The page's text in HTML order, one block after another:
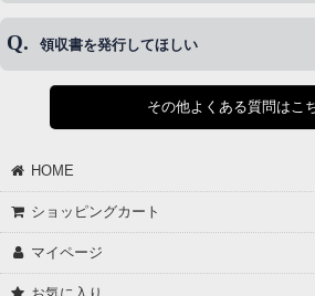
◆商品発送前の変更は承っております。
さい。
領収書を発行してほしい
◆領収書はご希望頂いた場合のみ発行して
【これからご注文する場合】
願いします。
②宛名（空欄は上様は不可）
③但し書き（空欄やお品代は不可）
その他よくある質問はこ
HOME
ショッピングカート
マイページ